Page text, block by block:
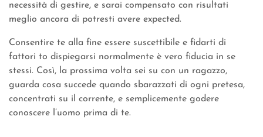
necessità di gestire, e sarai compensato con risultati
meglio ancora di potresti avere expected.
Consentire te alla fine essere suscettibile e fidarti di
fattori to dispiegarsi normalmente è vero fiducia in se
stessi. Così, la prossima volta sei su con un ragazzo,
guarda cosa succede quando sbarazzati di ogni pretesa,
concentrati su il corrente, e semplicemente godere
conoscere l’uomo prima di te.